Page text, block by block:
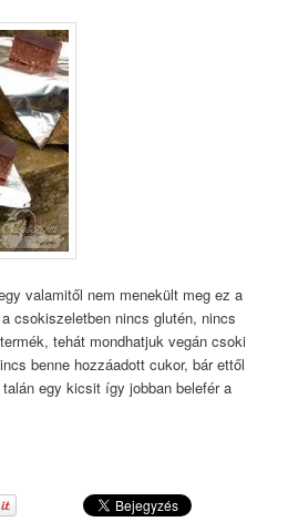
valamitől nem menekült meg ez a
csokiszeletben nincs glutén, nincs
tehát mondhatjuk vegán csoki
benne hozzáadott cukor, bár ettől
egy kicsit így jobban belefér a